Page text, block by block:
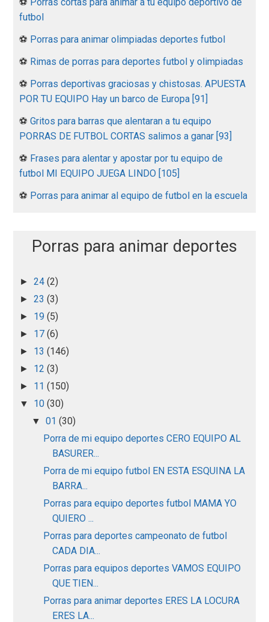
futbol
⚽ Porras para animar olimpiadas deportes futbol
⚽ Rimas de porras para deportes futbol y olimpiadas
⚽ Porras deportivas graciosas y chistosas. APUESTA
POR TU EQUIPO Hay un barco de Europa [91]
⚽Gritos para barras que alentaran a tu equipo
PORRAS DE FUTBOL CORTAS salimos a ganar [93]
⚽ Frases para alentar y apostar por tu equipo de
futbol MI EQUIPO JUEGA LINDO [105]
⚽ Porras para animar al equipo de futbol en la escuela
Porras para animar deportes
►24(2)
►23(3)
► 19(5)
► 17(6)
► 13(146)
► 12(3)
► 11(150)
▼ 10(30)
▼ 01 (30)
Porra de mi equipo deportes CERO EQUIPO AL
BASURER...
Porra de mi equipo futbol EN ESTA ESQUINA LA
BARRA...
Porras para equipo deportes futbol MAMA YO
QUIERO ...
Porras para deportes campeonato de futbol
CADA DIA...
Porras para equipos deportes VAMOS EQUIPO
QUE TIEN...
Porras para animar deportes ERES LA LOCURA
ERES LA...